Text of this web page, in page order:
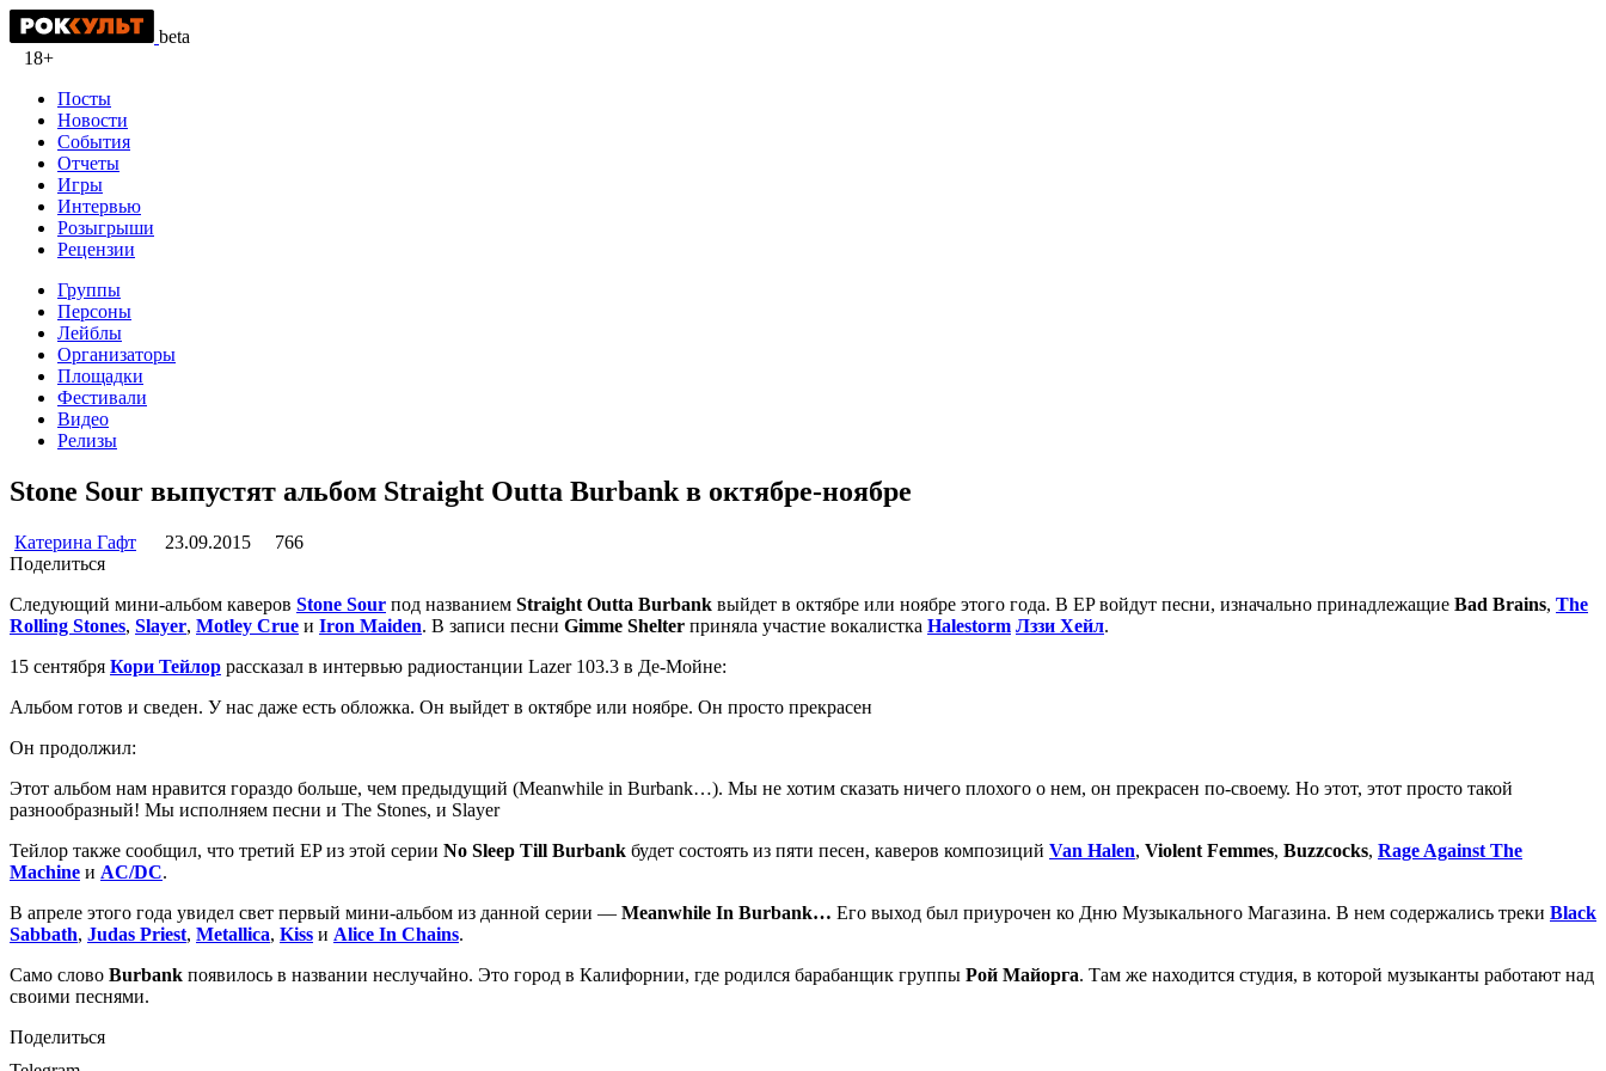
beta
18+
Посты
Новости
События
Отчеты
Игры
Интервью
Розыгрыши
Рецензии
Группы
Персоны
Лейблы
Организаторы
Площадки
Фестивали
Видео
Релизы
Stone Sour выпустят альбом Straight Outta Burbank в октябре-ноябре
Катерина Гафт 23.09.2015
766
Поделиться
Следующий мини-альбом каверов Stone Sour под названием Straight Outta Burbank выйдет в октябре или ноябре этого года. В EP войдут песни, изначально принадлежащие Bad Brains, The
Rolling Stones, Slayer, Motley Crue и Iron Maiden. В записи песни Gimme Shelter приняла участие вокалистка Halestorm Лззи Хейл.
15 сентября Кори Тейлор рассказал в интервью радиостанции Lazer 103.3 в Де-Мойне:
Альбом готов и сведен. У нас даже есть обложка. Он выйдет в октябре или ноябре. Он просто прекрасен
Он продолжил:
Этот альбом нам нравится гораздо больше, чем предыдущий (Meanwhile in Burbank…). Мы не хотим сказать ничего плохого о нем, он прекрасен по-своему. Но этот, этот просто такой
разнообразный! Мы исполняем песни и The Stones, и Slayer
Тейлор также сообщил, что третий EP из этой серии No Sleep Till Burbank будет состоять из пяти песен, каверов композиций Van Halen, Violent Femmes, Buzzcocks, Rage Against The
Machine и AC/DC.
В апреле этого года увидел свет первый мини-альбом из данной серии — Meanwhile In Burbank… Его выход был приурочен ко Дню Музыкального Магазина. В нем содержались треки Black
Sabbath, Judas Priest, Metallica, Kiss и Alice In Chains.
Само слово Burbank появилось в названии неслучайно. Это город в Калифорнии, где родился барабанщик группы Рой Майорга. Там же находится студия, в которой музыканты работают над
своими песнями.
Поделиться